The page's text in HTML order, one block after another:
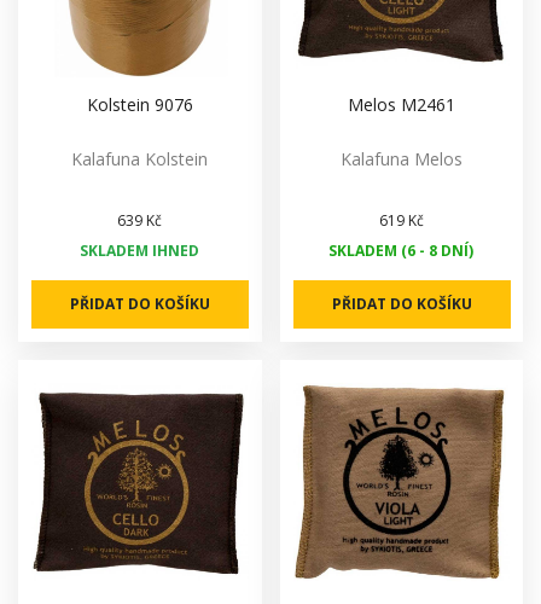
Kolstein 9076
Kalafuna Kolstein
639 Kč
SKLADEM IHNED
PŘIDAT DO KOŠÍKU
Melos M2461
Kalafuna Melos
619 Kč
SKLADEM (6 - 8 DNÍ)
PŘIDAT DO KOŠÍKU